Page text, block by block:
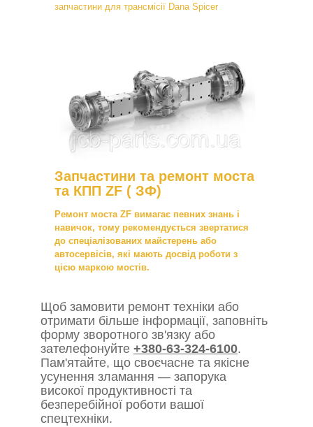
запчастини для трансмісії Dana Spicer
Запчастини та ремонт моста
та КПП ZF ( ЗФ)
Ремонт моста ZF вимагає певних знань і
навичок, тому рекомендується звертатися
до спеціалізованих майстерень або
автосервісів, які мають досвід роботи з
цією маркою мостів.
Щоб замовити ремонт техніки або
отримати більше інформації, заповніть
форму зворотного зв'язку або
зателефонуйте +380-63-324-6100.
Пам'ятайте, що своєчасне та якісне
усунення зламання — запорука
високої продуктивності та
безперебійної роботи вашої
спецтехніки.